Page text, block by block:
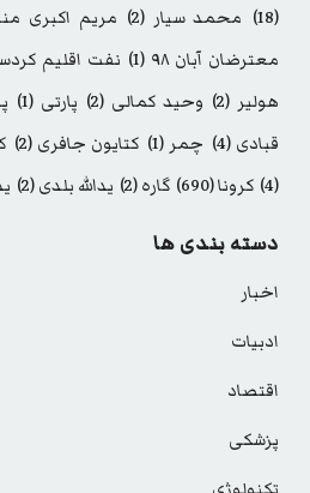
(18)
محمد سیار (2) مریم اکبری
معترضان آبان ۹۸
(1) نفت اقلیم
هولیر (2) وحید کمالی (2) پارتی (1)
قبادی (4) چمر (1) کتایون جافری (2)
(4)
کرونا(690) گاره(2) یدالله بلدی(2)
دسته بندی ها
اخبار
ادبیات
اقتصاد
پزشکی